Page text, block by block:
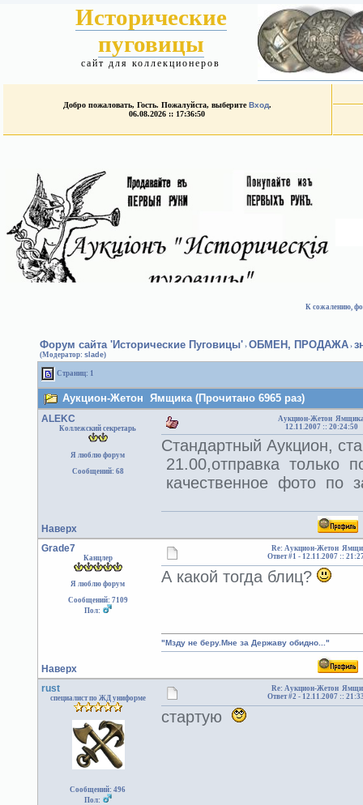
Исторические
пуговицы
сайт для коллекционеров
Добро пожаловать, Гость. Пожалуйста, выберитеВход.
06.08.2026 :: 17:36:50
К сожалению,
Форум сайта 'Исторические Пуговицы' › ОБМЕН, ПРОДАЖА ›
(Модератор: slade)
Страниц: 1
Аукцион-Жетон Ямщика (Прочитано 6965 раз)
ALEKC
Коллежский секретарь
Я люблю форум
Сообщений: 68
Аукцион-Жетон
12.11.2007 :: 20:24:50
Стандартный Аукцион,
21.00,отправка только
качественное фото по
Наверх
Grade7
Канцлер
Я люблю форум
Сообщений: 7109
Пол:
Re: Аукцион-Жетон
Ответ #1 - 12.11.2007 ::
А какой тогда блиц?
Наверх
"Мзду не беру.Мне за Державу обидно..."
rust
специалист по ЖД униформе
Сообщений: 496
Пол:
Re: Аукцион-Жетон
Ответ #2 - 12.11.2007 ::
стартую